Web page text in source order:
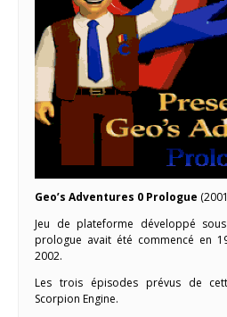
Geo’s Adventures 0 Prologue
Jeu de plateforme développé
prologue avait été commencé en
2002.
Les trois épisodes prévus de
Scorpion Engine.